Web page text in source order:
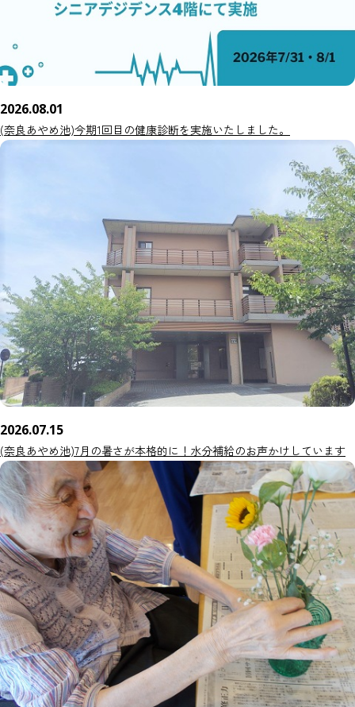
2026.08.01
(奈良あやめ池)今期1回目の健康診断を実施いたしました。
2026.07.15
(奈良あやめ池)7月の暑さが本格的に！水分補給のお声かけしています